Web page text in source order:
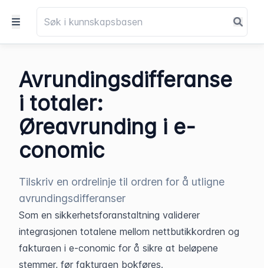
Avrundingsdifferanse
i totaler:
Øreavrunding i e-
conomic
Tilskriv en ordrelinje til ordren for å utligne
avrundingsdifferanser
Som en sikkerhetsforanstaltning validerer
integrasjonen totalene mellom nettbutikkordren og
fakturaen i e-conomic for å sikre at beløpene
stemmer, før fakturaen bokføres.